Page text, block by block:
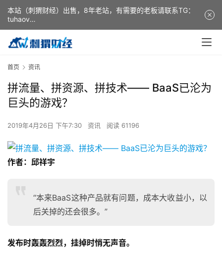
首页 资讯
拼流量、拼资源、拼技术—— BaaS已沦为
巨头的游戏？
2019年4月26日 下午7:30 资讯 阅读 61196
作者：邱祥宇
“本来BaaS这种产品就有问题，成本大收益小，以
后关掉的还会很多。”
发布时轰轰烈烈，挂掉时悄无声音。
本站（刺猬财经）出售，8年老站，有需要的老板请联系TG：
tuhaov
This website (ciweicaijing) is for sale. It is a 8-year-old
website. If you need it, please contact TG: tuhaov